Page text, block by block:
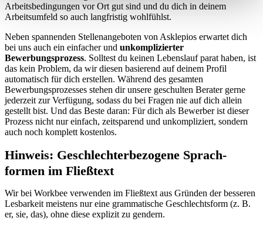
Arbeitsbedingungen vor Ort gut sind und du dich in deinem
Arbeitsumfeld so auch langfristig wohlfühlst.
Neben spannenden Stellenangeboten von Asklepios erwartet dich
bei uns auch ein einfacher und unkomplizierter
Bewerbungsprozess. Solltest du keinen Lebenslauf parat haben, ist
das kein Problem, da wir diesen basierend auf deinem Profil
automatisch für dich erstellen. Während des gesamten
Bewerbungsprozesses stehen dir unsere geschulten Berater gerne
jederzeit zur Verfügung, sodass du bei Fragen nie auf dich allein
gestellt bist. Und das Beste daran: Für dich als Bewerber ist dieser
Prozess nicht nur einfach, zeitsparend und unkompliziert, sondern
auch noch komplett kostenlos.
Hinweis: Geschlechter­bezogene Sprach­
formen im Fließ­text
Wir bei Workbee verwenden im Fließtext aus Gründen der besseren
Lesbarkeit meistens nur eine grammatische Geschlechtsform (z. B.
er, sie, das), ohne diese explizit zu gendern.